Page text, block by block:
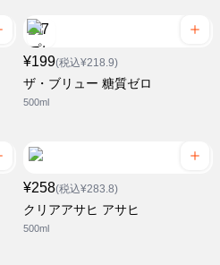
¥199(税込¥218.9)
ザ・ブリュー 糖質ゼロ
500ml
¥258(税込¥283.8)
クリアアサヒ アサヒ
500ml